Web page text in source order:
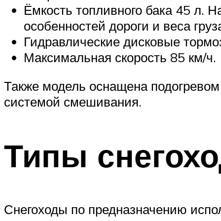
Ёмкость топливного бака 45 л.
особенностей дороги и веса
Гидравлические дисковые
Максимальная скорость 85 км/ч.
Также модель оснащена
системой смешивания.
Типы
Снегоходы по предназначению